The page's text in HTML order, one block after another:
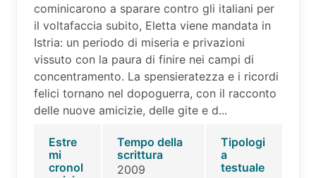
cominicarono a sparare contro gli italiani per
il voltafaccia subito, Eletta viene mandata in
Istria: un periodo di miseria e privazioni
vissuto con la paura di finire nei campi di
concentramento. La spensieratezza e i ricordi
felici tornano nel dopoguerra, con il racconto
delle nuove amicizie, delle gite e d...
Estre
mi
cronol
Tempo della
scrittura
2009
Tipologi
a
testuale